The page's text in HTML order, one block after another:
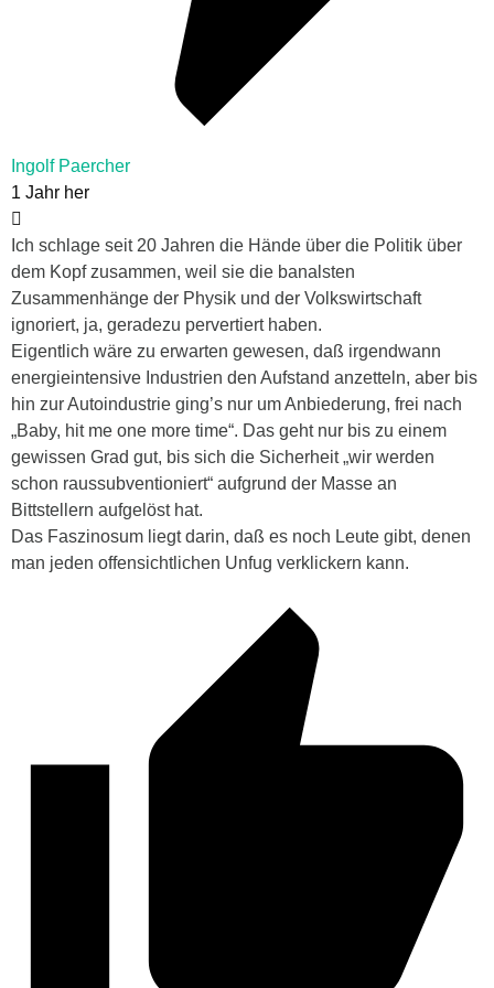
Ingolf Paercher
1 Jahr her
Ich schlage seit 20 Jahren die Hände über die Politik über
dem Kopf zusammen, weil sie die banalsten
Zusammenhänge der Physik und der Volkswirtschaft
ignoriert, ja, geradezu pervertiert haben.
Eigentlich wäre zu erwarten gewesen, daß irgendwann
energieintensive Industrien den Aufstand anzetteln, aber bis
hin zur Autoindustrie ging’s nur um Anbiederung, frei nach
„Baby, hit me one more time“. Das geht nur bis zu einem
gewissen Grad gut, bis sich die Sicherheit „wir werden
schon raussubventioniert“ aufgrund der Masse an
Bittstellern aufgelöst hat.
Das Faszinosum liegt darin, daß es noch Leute gibt, denen
man jeden offensichtlichen Unfug verklickern kann.